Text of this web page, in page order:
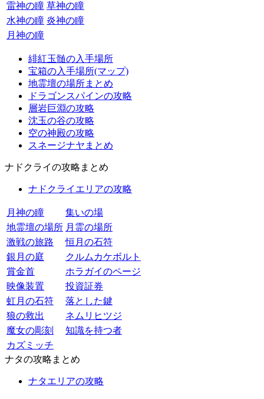
雷神の瞳 草神の瞳
水神の瞳 炎神の瞳
月神の瞳
緋紅玉髄の入手場所
宝箱の入手場所(マップ)
地霊壇の場所まとめ
ドラゴンスパインの攻略
層岩巨淵の攻略
沈玉の谷の攻略
空の神殿の攻略
スネージナヤまとめ
ナドクライの攻略まとめ
ナドクライエリアの攻略
月神の瞳
集いの場
地霊壇の場所 月霊の場所
激戦の旅路
恒月の石符
銀月の庭
クルムカケボルト
賞金首
ホラガイのページ
映像装置
投資証券
虹月の石符
落とした鍵
狼の救出
ネムリヒツジ
魔女の彫刻
知識を持つ者
カズミッチ
ナタの攻略まとめ
ナタエリアの攻略